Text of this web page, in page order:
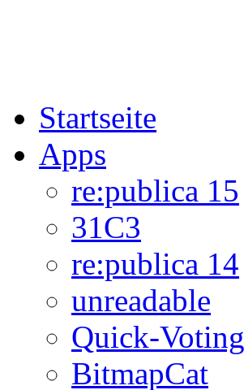
Startseite
Apps
re:publica 15
31C3
re:publica 14
unreadable
Quick-Voting
BitmapCat